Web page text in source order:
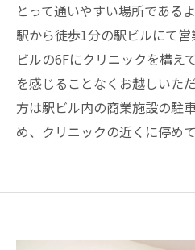
とって通いやすい場所である
駅から徒歩1分の駅ビルにて
ビルの6Fにクリニックを構え
を感じることなくお越しいた
方は駅ビル内の商業施設の駐
め、クリニックの近くに停め